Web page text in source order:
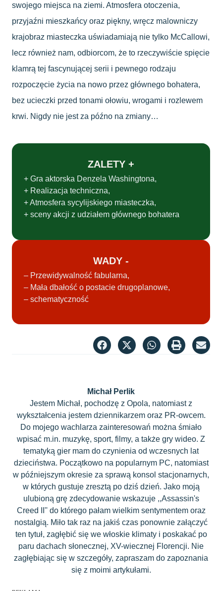
swojego miejsca na ziemi. Atmosfera otoczenia,
przyjaźni mieszkańcy oraz piękny, wręcz malowniczy
krajobraz miasteczka uświadamiają nie tylko McCallowi,
lecz również nam, odbiorcom, że to rzeczywiście spięcie
klamrą tej fascynującej serii i pewnego rodzaju
rozpoczęcie życia na nowo przez głównego bohatera,
bez ucieczki przed tonami ołowiu, wrogami i rozlewem
krwi. Nigdy nie jest za późno na zmiany…
ZALETY +
+ Gra aktorska Denzela Washingtona,
+ Realizacja techniczna,
+ Atmosfera sycylijskiego miasteczka,
+ sceny akcji z udziałem głównego bohatera
WADY -
– Przewidywalność fabularna,
– Mała dbałość o postacie drugoplanowe,
– schematyczność
Michał Perlik
Jestem Michał, pochodzę z Opola, natomiast z
wykształcenia jestem dziennikarzem oraz PR-owcem.
Do mojego wachlarza zainteresowań można śmiało
wpisać m.in. muzykę, sport, filmy, a także gry wideo. Z
tematyką gier mam do czynienia od wczesnych lat
dzieciństwa. Początkowo na popularnym PC, natomiast
w późniejszym okresie za sprawą konsol stacjonarnych,
w których gustuje zresztą po dziś dzień. Jako moją
ulubioną grę zdecydowanie wskazuje ,,Assassin's
Creed II'' do którego pałam wielkim sentymentem oraz
nostalgią. Miło tak raz na jakiś czas ponownie załączyć
ten tytuł, zagłębić się we włoskie klimaty i poskakać po
paru dachach słonecznej, XV-wiecznej Florencji. Nie
zagłębiając się w szczegóły, zapraszam do zapoznania
się z moimi artykułami.